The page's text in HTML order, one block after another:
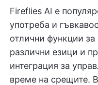
Fireflies AI е
употреба и
отлични функции
различни езици и
интеграция за
време на срещите.